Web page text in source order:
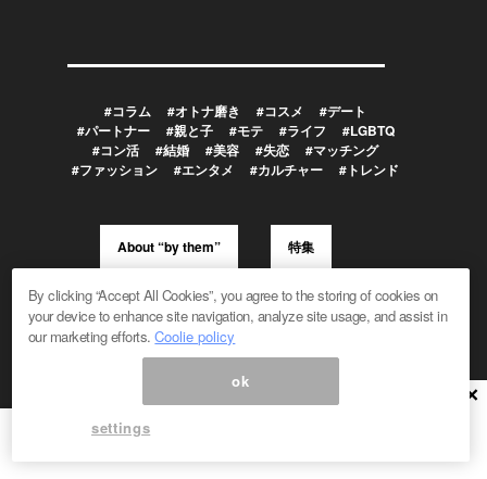
#コラム #オトナ磨き #コスメ
#デート
#パートナー
#親と子 #モテ #ライフ
#LGBTQ
#コン活
#結婚 #美容 #失恋
#マッチング
#ファッション
#エンタメ #カルチャー #トレンド
About “by them” 特集
メルマガ登録/解除
広告掲載のお問い合わせ
編集部へのお問い合わせ
メディア利用規約
© 1999-2026 Magmag, Inc. All Rights Reserved
×
By clicking “Accept All Cookies”, you agree to the storing of cookies on
your device to enhance site navigation, analyze site usage, and assist in
our marketing efforts.Coolie policy
ok
settings